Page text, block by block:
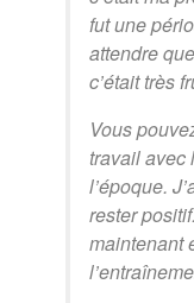
fut une
attendre
c’était très
Vous
travail avec
l’époque.
rester
maintenant